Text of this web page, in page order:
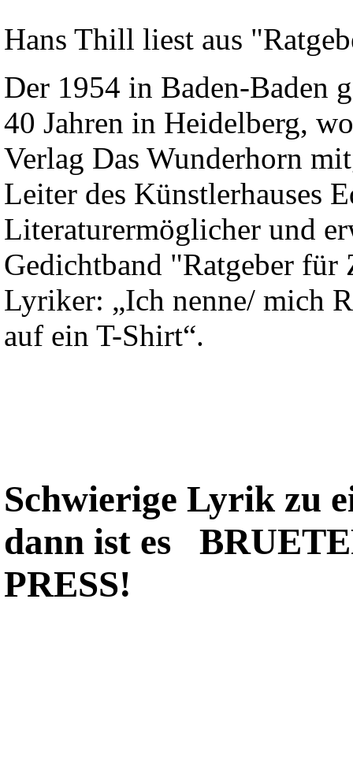
Hans Thill liest aus
Der 1954 in Baden-Baden
40 Jahren in Heidelberg,
Verlag Das Wunderhorn
Leiter des Künstlerhauses
Literaturermöglicher und
Gedichtband "Ratgeber für
Lyriker: „Ich nenne/ mich
auf ein T-Shirt“.
Schwierige Lyrik zu
dann ist es
PRESS!